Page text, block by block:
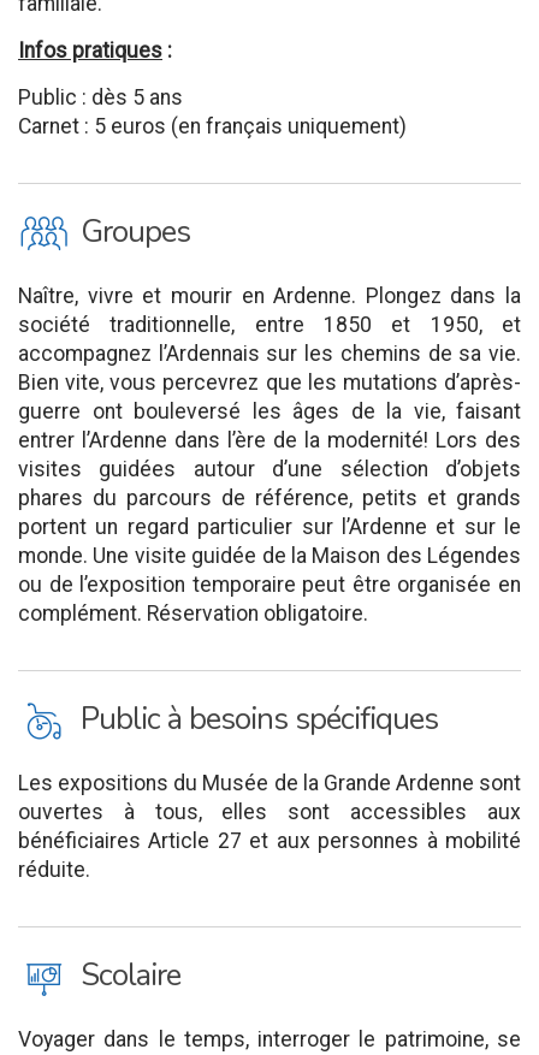
Infos pratiques :
Public : dès 5 ans
Carnet : 5 euros (en français uniquement)
O Groupes
Naître, vivre et mourir en Ardenne. Plongez dans la
société traditionnelle, entre 1850 et 1950, et
accompagnez l’Ardennais sur les chemins de sa vie.
Bien vite, vous percevrez que les mutations d’après-
guerre ont bouleversé les âges de la vie, faisant
entrer l’Ardenne dans l’ère de la modernité! Lors des
visites guidées autour d’une sélection d’objets
phares du parcours de référence, petits et grands
portent un regard particulier sur l’Ardenne et sur le
monde. Une visite guidée de la Maison des Légendes
ou de l’exposition temporaire peut être organisée en
complément. Réservation obligatoire.
L Public à besoins spécifiques
Les expositions du Musée de la Grande Ardenne sont
ouvertes à tous, elles sont accessibles aux
bénéficiaires Article 27 et aux personnes à mobilité
réduite.
J Scolaire
Voyager dans le temps, interroger le patrimoine, se